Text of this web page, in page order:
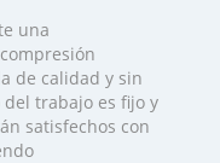
una
de calidad y sin
trabajo es fijo y
satisfechos con